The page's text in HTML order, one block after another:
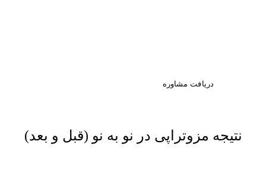
دریافت مشاوره
نتیجه مزوتراپی در نو به نو (قبل و بعد)